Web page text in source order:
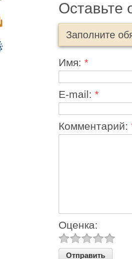
Оставьте
Заполните
Имя: *
E-mail: *
Комментарий:
Оценка: